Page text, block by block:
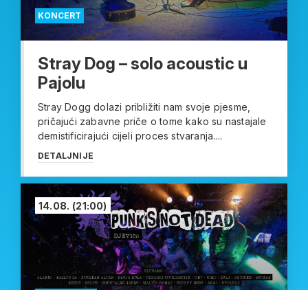
KONCERT
Stray Dog – solo acoustic u
Pajolu
Stray Dogg dolazi približiti nam svoje pjesme,
pričajući zabavne priče o tome kako su nastajale
demistificirajući cijeli proces stvaranja....
DETALJNIJE
14.08. (21:00)